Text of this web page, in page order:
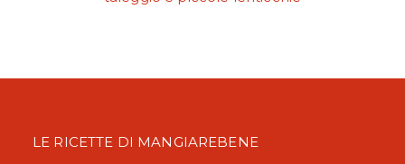
LE RICETTE DI MANGIAREBENE